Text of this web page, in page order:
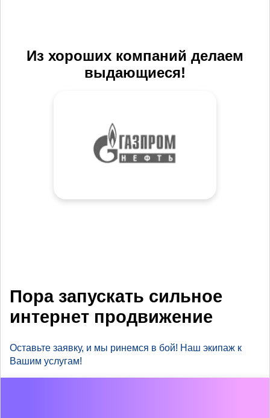
Из хороших компаний делаем
выдающиеся!
Пора запускать сильное
интернет продвижение
Оставьте заявку, и мы ринемся в бой! Наш экипаж к
Вашим услугам!